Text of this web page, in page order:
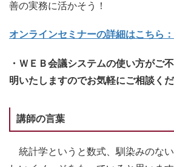
善の実務に活かそう！
オンラインセミナーの詳細はこちら：
・ＷＥＢ会議システムの使い方がご
明いたしますのでお気軽にご相談くだ
講師の言葉
統計学というと数式、馴染みのな